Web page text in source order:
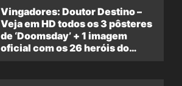
Vingadores: Doutor Destino –
Veja em HD todos os 3 pôsteres
de ‘Doomsday’ + 1 imagem
oficial com os 26 heróis do